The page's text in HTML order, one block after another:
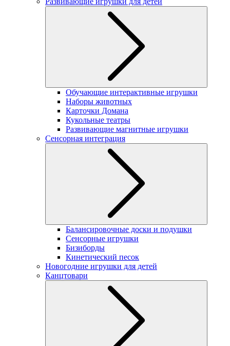
Обучающие интерактивные игрушки
Наборы животных
Карточки Домана
Кукольные театры
Развивающие магнитные игрушки
Сенсорная интеграция
Балансировочные доски и подушки
Сенсорные игрушки
Бизиборды
Кинетический песок
Новогодние игрушки для детей
Канцтовари